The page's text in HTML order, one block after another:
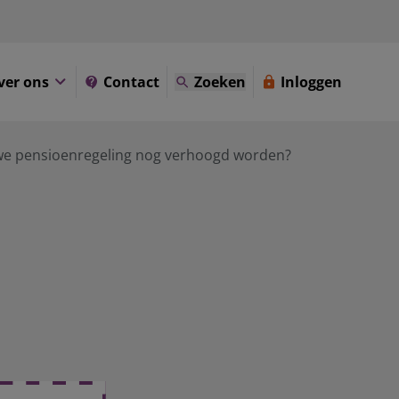
ons Contact Zoeken Inloggen
pensioenregeling nog verhoogd worden?